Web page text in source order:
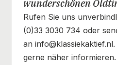
wunderschönen
Rufen Sie uns
(0)33 3030 734 oder
an
gerne näher